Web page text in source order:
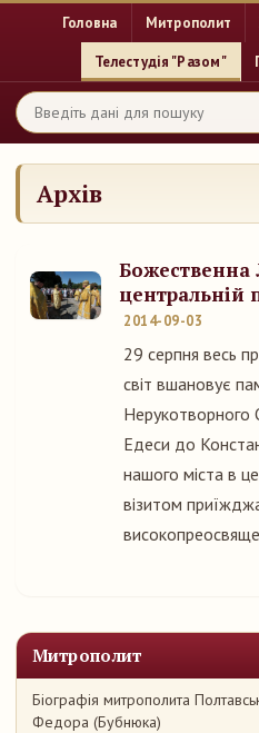
Головна Митрополит
Телестудія "Разом"
Митрополит
Біографія митрополита
Федора (Бубнюка)
Архів
Божественна
центральній
2014-09-03
29 серпня весь
світ вшановує
Нерукотворного
Едеси до
нашого міста в
візитом